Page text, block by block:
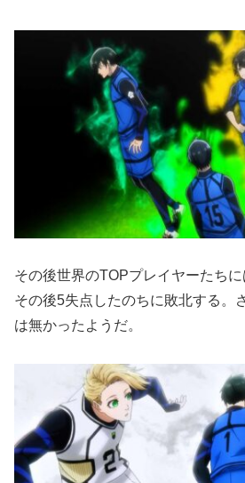
その後世界のTOPプレイヤーたちに
その後5失点したのちに敗北する。
は無かったようだ。